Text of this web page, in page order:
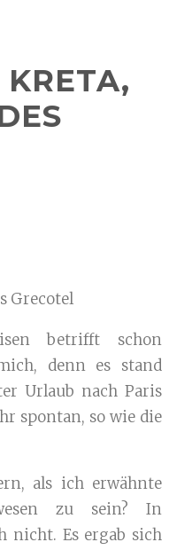
betrifft schon
denn es stand
Urlaub nach Paris
spontan, so wie die
als ich erwähnte
zu sein? In
nicht. Es ergab sich